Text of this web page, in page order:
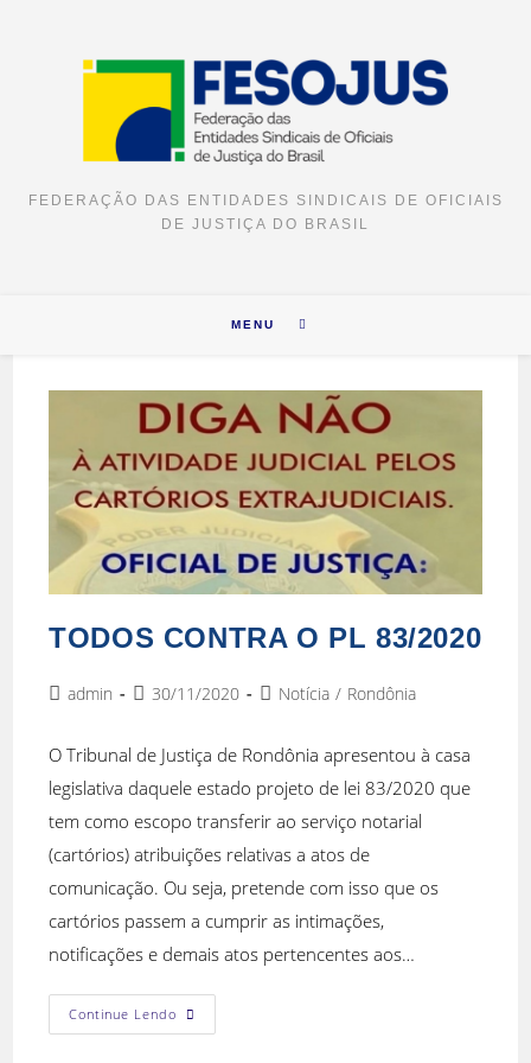
FEDERAÇÃO DAS ENTIDADES SINDICAIS DE OFICIAIS
DE JUSTIÇA DO BRASIL
MENU
TODOS CONTRA O PL 83/2020
admin 30/11/2020 Notícia / Rondônia
O Tribunal de Justiça de Rondônia apresentou à casa
legislativa daquele estado projeto de lei 83/2020 que
tem como escopo transferir ao serviço notarial
(cartórios) atribuições relativas a atos de
comunicação. Ou seja, pretende com isso que os
cartórios passem a cumprir as intimações,
notificações e demais atos pertencentes aos…
Continue Lendo